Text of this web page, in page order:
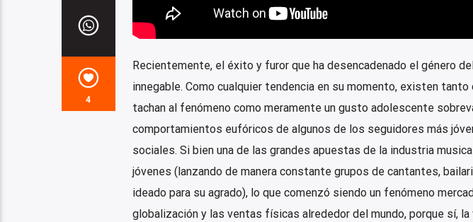
4
Recientemente, el éxito y furor que ha desencadenado el género
innegable. Como cualquier tendencia en su momento, existen
tachan al fenómeno como meramente un gusto adolescente
comportamientos eufóricos de algunos de los seguidores más
sociales. Si bien una de las grandes apuestas de la industria
jóvenes (lanzando de manera constante grupos de cantantes,
ideado para su agrado), lo que comenzó siendo un fenómeno
globalización y las ventas físicas alrededor del mundo, porque sí,